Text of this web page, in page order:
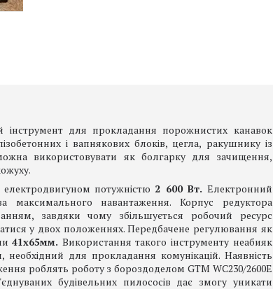
для прокладання порожнистих канавок
і вапнякових блоків, цегла, ракушнику із
використовувати як болгарку для зачищення,
потужністю 2 600 Вт. Електронний
за максимального навантаження. Корпус редуктора
завдяки чому збільшується робочий ресурс
у двох положеннях. Передбачене регулювання як
41х65мм. Використання такого інструменту неабияк
для прокладання комунікацій. Наявність
роблять роботу з бороздоделом GTM WC230/2600E
будівельних пилососів дає змогу уникати